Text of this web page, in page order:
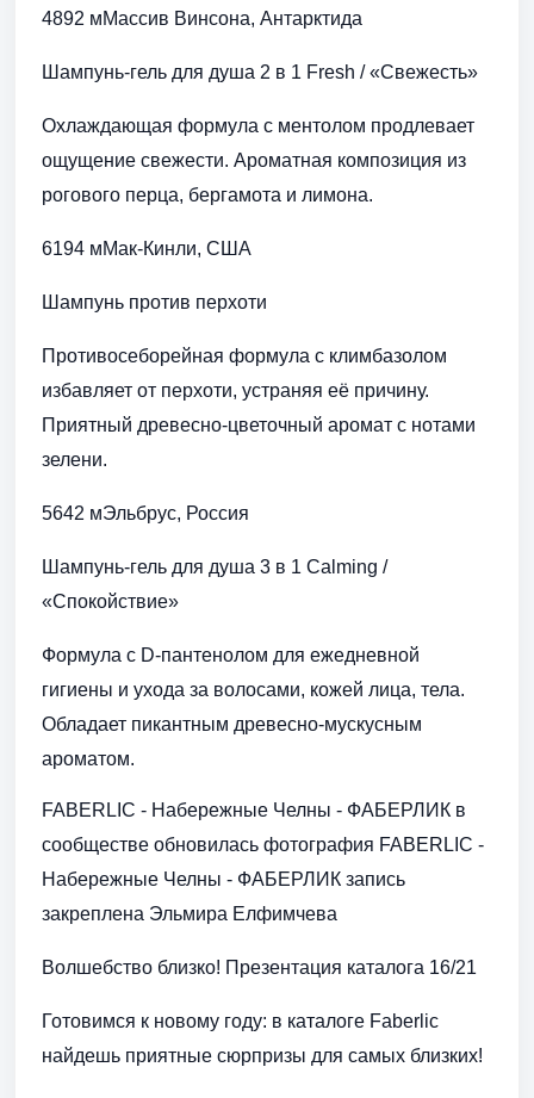
4892 мМассив Винсона, Антарктида
Шампунь-гель для душа 2 в 1 Fresh / «Свежесть»
Охлаждающая формула с ментолом продлевает
ощущение свежести. Ароматная композиция из
рогового перца, бергамота и лимона.
6194 мМак-Кинли, США
Шампунь против перхоти
Противосеборейная формула с климбазолом
избавляет от перхоти, устраняя её причину.
Приятный древесно-цветочный аромат с нотами
зелени.
5642 мЭльбрус, Россия
Шампунь-гель для душа 3 в 1 Calming /
«Спокойствие»
Формула с D-пантенолом для ежедневной
гигиены и ухода за волосами, кожей лица, тела.
Обладает пикантным древесно-мускусным
ароматом.
FABERLIC - Набережные Челны - ФАБЕРЛИК в
сообществе обновилась фотография FABERLIC -
Набережные Челны - ФАБЕРЛИК запись
закреплена Эльмира Елфимчева
Волшебство близко! Презентация каталога 16/21
Готовимся к новому году: в каталоге Faberlic
найдешь приятные сюрпризы для самых близких!